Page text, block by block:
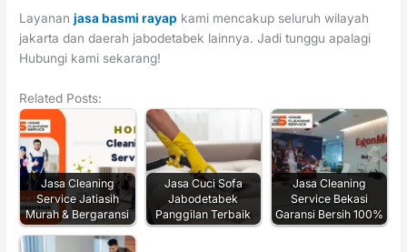
Layananjasa basmi rayap kami mencakup seluruh wilayah
jakarta dan daerah jabodetabek lainnya. Jadi tunggu apalagi
Hubungi kami sekarang!
Related Posts:
Jasa Cleaning
Service Jatiasih
Murah & Bergaransi
Jasa Cuci Sofa
Jabodetabek
Panggilan Terbaik
Jasa Cleaning
Service Bekasi
Garansi Bersih 100%